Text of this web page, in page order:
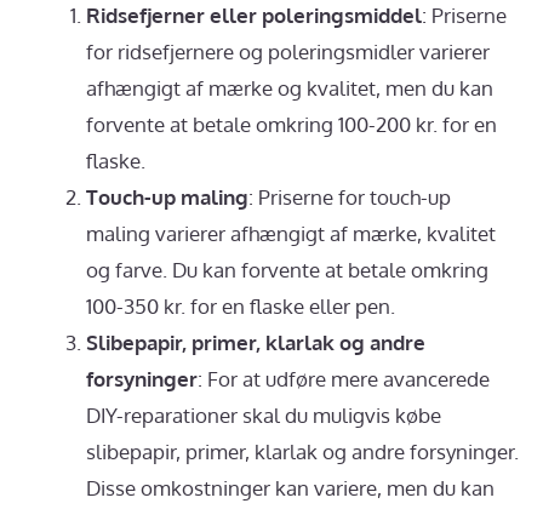
Ridsefjerner eller poleringsmiddel: Priserne
for ridsefjernere og poleringsmidler varierer
afhængigt af mærke og kvalitet, men du kan
forvente at betale omkring 100-200 kr. for en
flaske.
Touch-up maling: Priserne for touch-up
maling varierer afhængigt af mærke, kvalitet
og farve. Du kan forvente at betale omkring
100-350 kr. for en flaske eller pen.
Slibepapir, primer, klarlak og andre
forsyninger: For at udføre mere avancerede
DIY-reparationer skal du muligvis købe
slibepapir, primer, klarlak og andre forsyninger.
Disse omkostninger kan variere, men du kan